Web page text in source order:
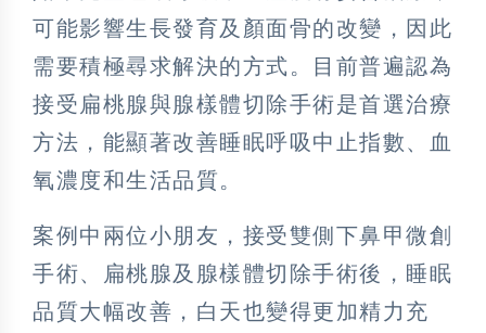
可能影響生長發育及顏面骨的改變，因此
需要積極尋求解決的方式。目前普遍認為
接受扁桃腺與腺樣體切除手術是首選治療
方法，能顯著改善睡眠呼吸中止指數、血
氧濃度和生活品質。
案例中兩位小朋友，接受雙側下鼻甲微創
手術、扁桃腺及腺樣體切除手術後，睡眠
品質大幅改善，白天也變得更加精力充